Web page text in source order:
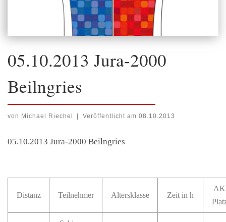
05.10.2013 Jura-2000
Beilngries
von Michael Riechel | Veröffentlicht am 08.10.2013
05.10.2013 Jura-2000 Beilngries
Distanz Teilnehmer Altersklasse Zeit in h
AK